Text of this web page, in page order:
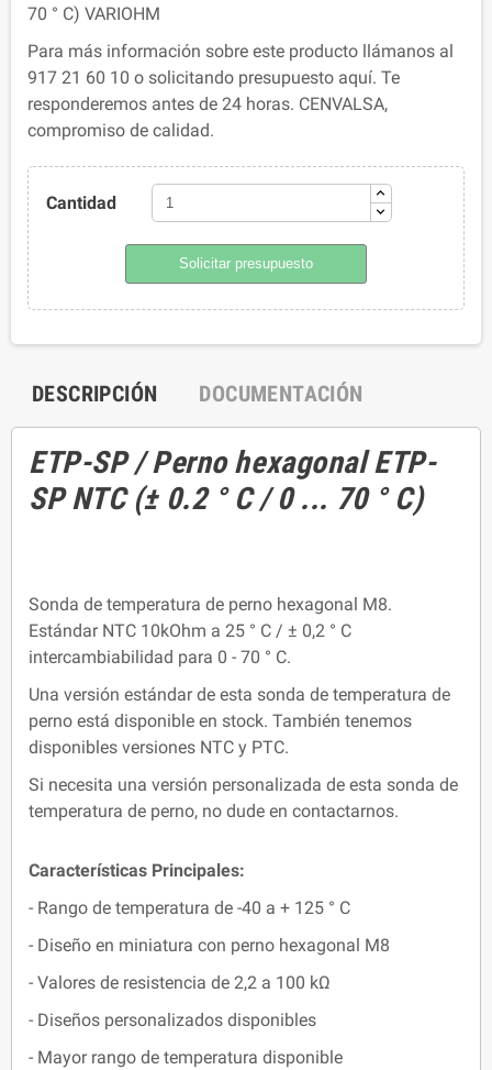
70 ° C) VARIOHM
Para más información sobre este producto llámanos al
917 21 60 10 o solicitando presupuesto aquí. Te
responderemos antes de 24 horas. CENVALSA,
compromiso de calidad.
Cantidad
Solicitar presupuesto
DESCRIPCIÓN DOCUMENTACIÓN
ETP-SP / Perno hexagonal ETP-
SP NTC (± 0.2 ° C / 0 ... 70 ° C)
Sonda de temperatura de perno hexagonal M8.
Estándar NTC 10kOhm a 25 ° C / ± 0,2 ° C
intercambiabilidad para 0 - 70 ° C.
Una versión estándar de esta sonda de temperatura de
perno está disponible en stock. También tenemos
disponibles versiones NTC y PTC.
Si necesita una versión personalizada de esta sonda de
temperatura de perno, no dude en contactarnos.
Características Principales:
- Rango de temperatura de -40 a + 125 ° C
- Diseño en miniatura con perno hexagonal M8
- Valores de resistencia de 2,2 a 100 kΩ
- Diseños personalizados disponibles
- Mayor rango de temperatura disponible